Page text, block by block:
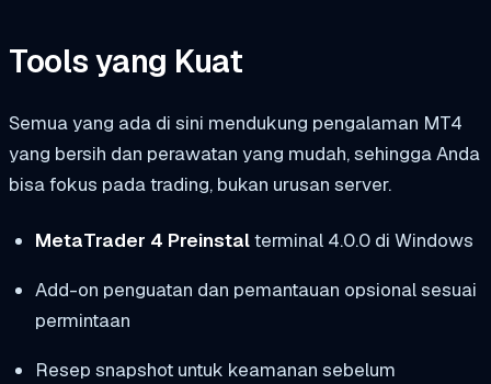
Tools yang Kuat
Semua yang ada di sini mendukung pengalaman MT4
yang bersih dan perawatan yang mudah, sehingga Anda
bisa fokus pada trading, bukan urusan server.
MetaTrader 4 Preinstalterminal 4.0.0 di Windows
Add-on penguatan dan pemantauan opsional sesuai
permintaan
Resep snapshot untuk keamanan sebelum